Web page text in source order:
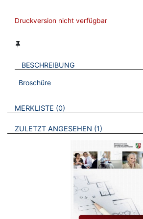
Druckversion nicht verfügbar
BESCHREIBUNG
Broschüre
VERWEISE AUF VERMERKTE- ODER
MERKLISTE 0 BROSCHÜREN
ZULETZT ANGESEHEN 1